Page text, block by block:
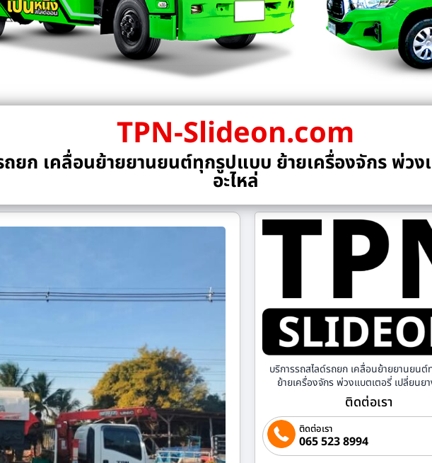
TPN-Slideon.com
ถยก เคลื่อนย้ายยานยนต์ทุกรูปแบบ ย้ายเครื่องจักร พ่ว
อะไหล่
บริการรถสไลด์รถยก เคลื่อนย้ายยานยน
ย้ายเครื่องจักร พ่วงแบตเตอรี่ เปลี่ยนยา
ติดต่อเรา
ติดต่อเรา
065 523 8994